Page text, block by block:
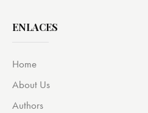
ENLACES
Home
About Us
Authors